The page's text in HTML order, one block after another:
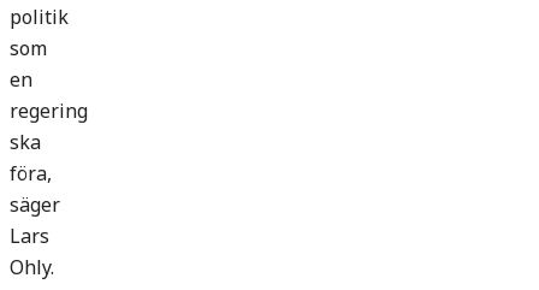
politik
som
en
regering
ska
föra,
säger
Lars
Ohly.